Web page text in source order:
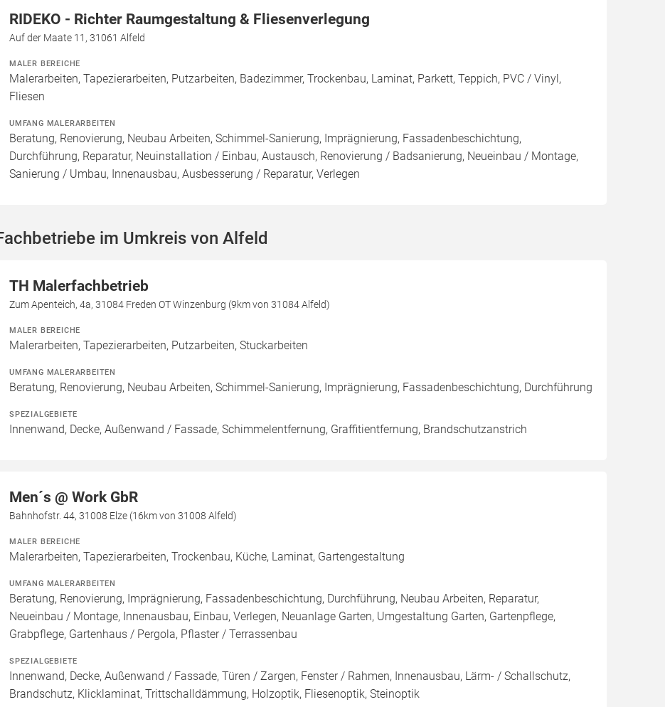
RIDEKO - Richter Raumgestaltung & Fliesenverlegung
Auf der Maate 11, 31061 Alfeld
MALER BEREICHE
Malerarbeiten, Tapezierarbeiten, Putzarbeiten, Badezimmer, Trockenbau, Laminat, Parkett, Teppich, PVC / Vinyl,
Fliesen
UMFANG MALERARBEITEN
Beratung, Renovierung, Neubau Arbeiten, Schimmel-Sanierung, Imprägnierung, Fassadenbeschichtung,
Durchführung, Reparatur, Neuinstallation / Einbau, Austausch, Renovierung / Badsanierung, Neueinbau / Montage,
Sanierung / Umbau, Innenausbau, Ausbesserung / Reparatur, Verlegen
im Umkreis von Alfeld
TH Malerfachbetrieb
Zum Apenteich, 4a, 31084 Freden OT Winzenburg (9km von 31084 Alfeld)
MALER BEREICHE
Malerarbeiten, Tapezierarbeiten, Putzarbeiten, Stuckarbeiten
UMFANG MALERARBEITEN
Beratung, Renovierung, Neubau Arbeiten, Schimmel-Sanierung, Imprägnierung, Fassadenbeschichtung, Durchführung
SPEZIALGEBIETE
Innenwand, Decke, Außenwand / Fassade, Schimmelentfernung, Graffitientfernung, Brandschutzanstrich
Men´s @ Work GbR
Bahnhofstr. 44, 31008 Elze (16km von 31008 Alfeld)
MALER BEREICHE
Malerarbeiten, Tapezierarbeiten, Trockenbau, Küche, Laminat, Gartengestaltung
UMFANG MALERARBEITEN
Beratung, Renovierung, Imprägnierung, Fassadenbeschichtung, Durchführung, Neubau Arbeiten, Reparatur,
Neueinbau / Montage, Innenausbau, Einbau, Verlegen, Neuanlage Garten, Umgestaltung Garten, Gartenpflege,
Grabpflege, Gartenhaus / Pergola, Pflaster / Terrassenbau
SPEZIALGEBIETE
Innenwand, Decke, Außenwand / Fassade, Türen / Zargen, Fenster / Rahmen, Innenausbau, Lärm- / Schallschutz,
Brandschutz, Klicklaminat, Trittschalldämmung, Holzoptik, Fliesenoptik, Steinoptik